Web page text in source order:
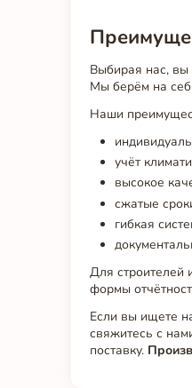
Выбирая нас, вы
Мы берём на
Наши
учёт
высокое
сжатые
гибкая
Для строителей
формы
Если вы ищете
свяжитесь с
поставку.